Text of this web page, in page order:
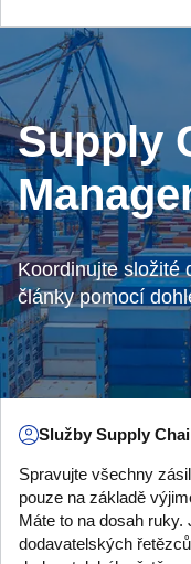
Supply
Koordinujte složité
články pomocí
Služby Supply
Spravujte všechny
pouze na základě
Máte to na dosah
dodavatelských